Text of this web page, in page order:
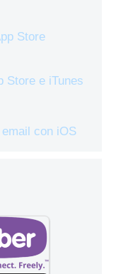
Store
Store e iTunes
con iOS